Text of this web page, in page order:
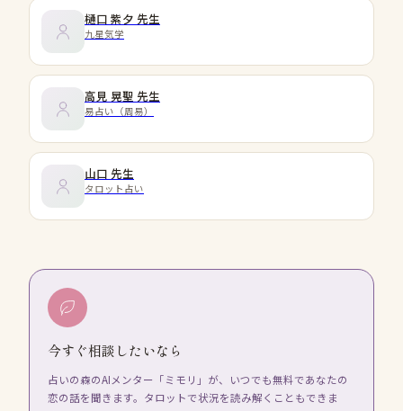
樋口 紫夕 先生
九星気学
高見 晃聖 先生
易占い（周易）
山口 先生
タロット占い
今すぐ相談したいなら
占いの森のAIメンター「ミモリ」が、いつでも無料であなたの
恋の話を聞きます。タロットで状況を読み解くこともできま